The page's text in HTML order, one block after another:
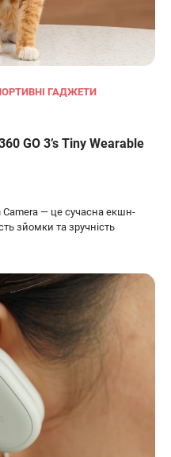
ГАДЖЕТИ
GO 3’s Tiny Wearable
Camera — це сучасна екшн-
зйомки та зручність